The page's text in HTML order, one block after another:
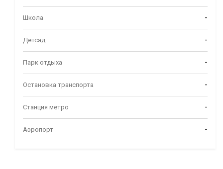
Школа -
Детсад -
Парк отдыха -
Остановка транспорта -
Станция метро -
Аэропорт -